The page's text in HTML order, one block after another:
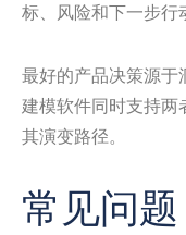
标、风险和下一步行
最好的产品决策源于
建模软件同时支持
其演变路径。
常见问题